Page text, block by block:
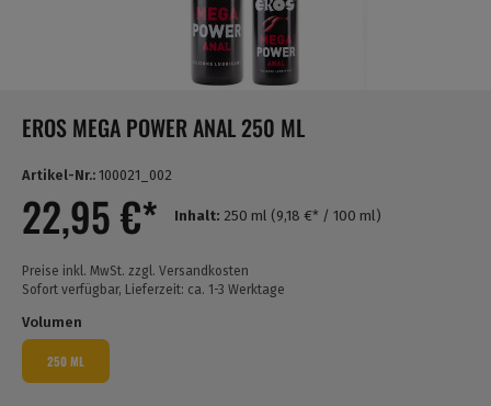
EROS MEGA POWER ANAL 250 ML
Artikel-Nr.: 100021_002
22,95 €* Inhalt: 250 ml (9,18 €* / 100 ml)
Preise inkl. MwSt. zzgl. Versandkosten
Sofort verfügbar, Lieferzeit: ca. 1-3 Werktage
Volumen
250 ML